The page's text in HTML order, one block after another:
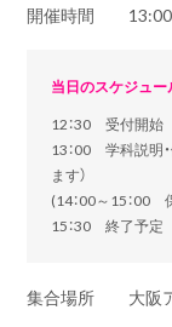
開催時間
当日のスケジュー
12：30 受付開始
13：00 学科説明
ます）
(14：00～15：00
15：30 終了予定
集合場所
大阪